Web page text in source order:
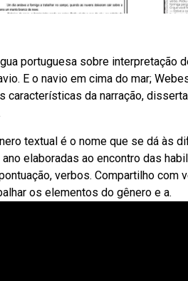
portuguesa sobre interpretação
E o navio em cima do mar;
da narração,
textual é o nome que se dá às
elaboradas ao encontro das
verbos. Compartilho
os elementos do gênero e a.